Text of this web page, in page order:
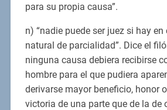
para su propia causa”.
n) “nadie puede ser juez si hay
natural de parcialidad”. Dice el
ninguna causa debiera recibirse
hombre para el que pudiera
derivarse mayor beneficio, honor
victoria de una parte que de la de